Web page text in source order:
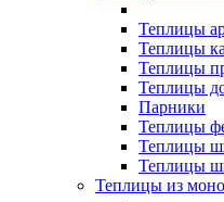
Теплицы
Теплицы
Теплицы
Теплицы
Парники
Теплицы
Теплицы
Теплицы
Теплицы из